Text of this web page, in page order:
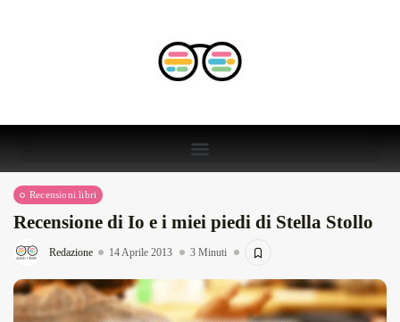
Recensioni libri
Recensione di Io e i miei piedi di Stella Stollo
Redazione 14 Aprile 2013 3 Minuti